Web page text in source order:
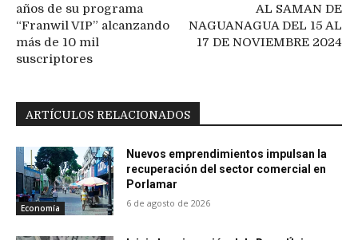
años de su programa
“Franwil VIP” alcanzando
más de 10 mil
suscriptores
AL SAMAN DE
NAGUANAGUA DEL 15 AL
17 DE NOVIEMBRE 2024
ARTÍCULOS RELACIONADOS
Economía
Nuevos emprendimientos impulsan la
recuperación del sector comercial en
Porlamar
6 de agosto de 2026